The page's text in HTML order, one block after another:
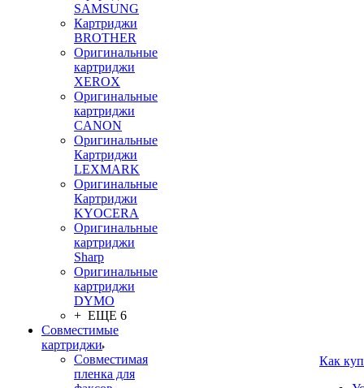
SAMSUNG
Картриджи
BROTHER
Оригинальные
картриджи
XEROX
Оригинальные
картриджи
CANON
Оригинальные
Картриджи
LEXMARK
Оригинальные
Картриджи
KYOCERA
Оригинальные
картриджи
Sharp
Оригинальные
картриджи
DYMO
+ ЕЩЕ 6
Совместимые
картриджи
Совместимая
пленка для
Как